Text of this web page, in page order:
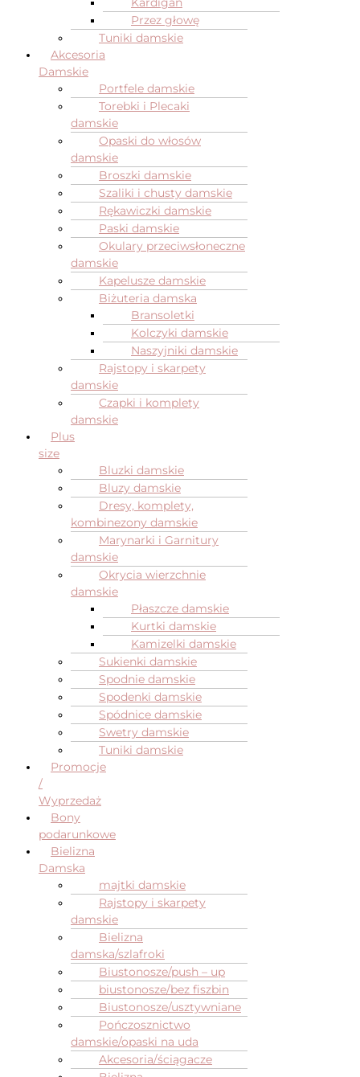
Kardigan
Przez głowę
Tuniki damskie
Akcesoria
Damskie
Portfele damskie
Torebki i Plecaki
damskie
Opaski do włosów
damskie
Broszki damskie
Szaliki i chusty damskie
Rękawiczki damskie
Paski damskie
Okulary przeciwsłoneczne
damskie
Kapelusze damskie
Biżuteria damska
Bransoletki
Kolczyki damskie
Naszyjniki damskie
Rajstopy i skarpety
damskie
Czapki i komplety
damskie
Plus
size
Bluzki damskie
Bluzy damskie
Dresy, komplety,
kombinezony damskie
Marynarki i Garnitury
damskie
Okrycia wierzchnie
damskie
Płaszcze damskie
Kurtki damskie
Kamizelki damskie
Sukienki damskie
Spodnie damskie
Spodenki damskie
Spódnice damskie
Swetry damskie
Tuniki damskie
Promocje
/
Wyprzedaż
Bony
podarunkowe
Bielizna
Damska
majtki damskie
Rajstopy i skarpety
damskie
Bielizna
damska/szlafroki
Biustonosze/push – up
biustonosze/bez fiszbin
Biustonosze/usztywniane
Pończosznictwo
damskie/opaski na uda
Akcesoria/ściągacze